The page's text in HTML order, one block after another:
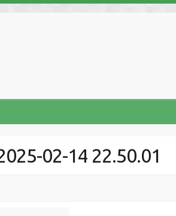
02-14 22.50.01